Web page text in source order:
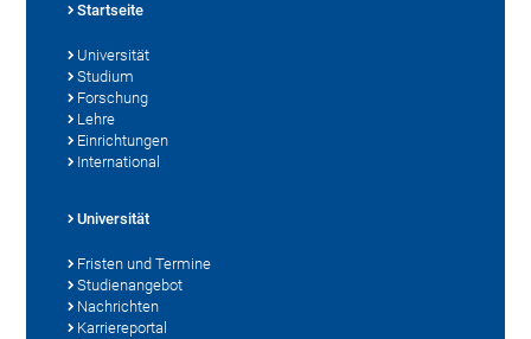
Startseite
Universität
Studium
Forschung
Lehre
Einrichtungen
International
Universität
Fristen und Termine
Studienangebot
Nachrichten
Karriereportal